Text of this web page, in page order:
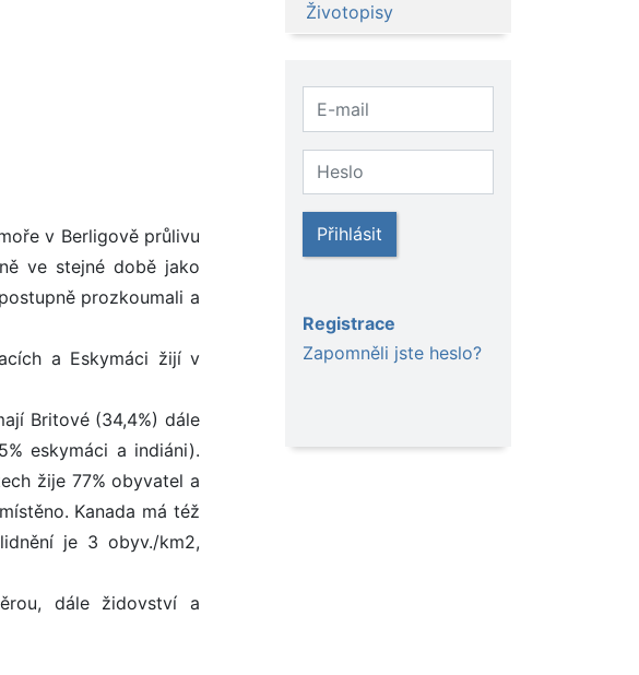
v Berligově průlivu
ve stejné době jako
prozkoumali a
a Eskymáci žijí v
Britové (34,4%) dále
eskymáci a indiáni).
žije 77% obyvatel a
Kanada má též
je 3 obyv./km2,
dále židovství a
Životopisy
Přihlásit
Registrace
Zapomněli jste heslo?